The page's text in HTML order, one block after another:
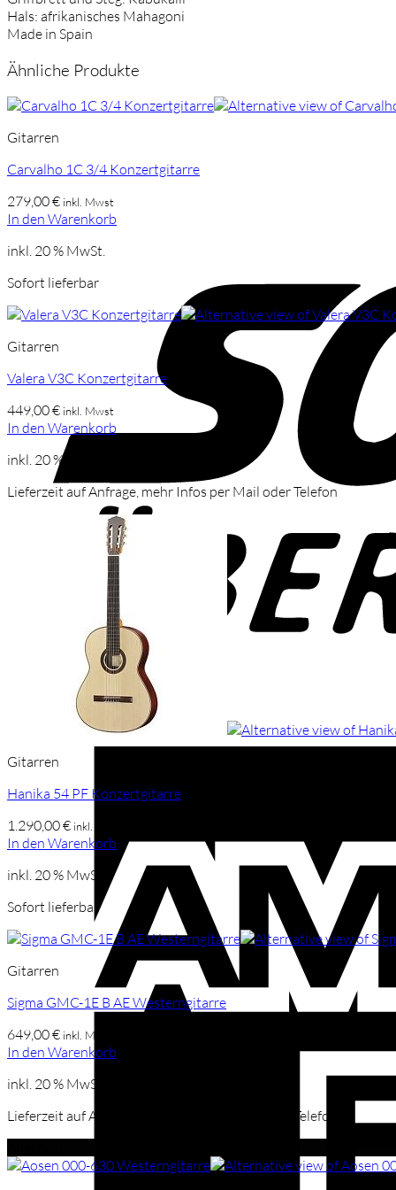
Hals: afrikanisches Mahagoni
Made in Spain
Ähnliche Produkte
Gitarren
Carvalho 1C 3/4 Konzertgitarre
279,00€ inkl. Mwst
In den Warenkorb
inkl. 20 % MwSt.
Sofort lieferbar
Gitarren
Valera V3C Konzertgitarre
449,00€ inkl. Mwst
In den Warenkorb
inkl. 20 % MwSt.
Lieferzeit auf Anfrage, mehr Infos per Mail oder Telefon
Gitarren
Hanika 54 PF Konzertgitarre
1.290,00€ inkl. Mwst
In den Warenkorb
inkl. 20 % MwSt.
Sofort lieferbar
Gitarren
Sigma GMC-1E B AE Westerngitarre
649,00€ inkl. Mwst
In den Warenkorb
inkl. 20 % MwSt.
Lieferzeit auf Anfrage, mehr Infos per Mail oder Telefon